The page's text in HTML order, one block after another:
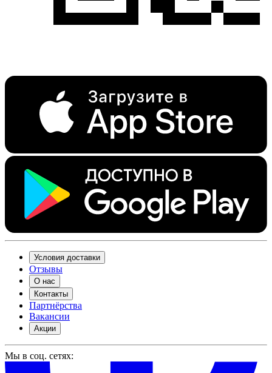
Условия доставки
Отзывы
О нас
Контакты
Партнёрства
Вакансии
Акции
Мы в соц. сетях: